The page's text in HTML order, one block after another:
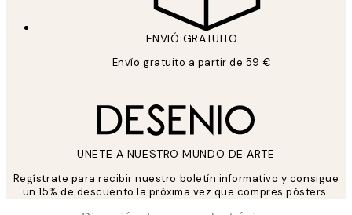
ENVIÓ GRATUITO
Envío gratuito a partir de 59 €
UNETE A NUESTRO MUNDO DE ARTE
Regístrate para recibir nuestro boletín informativo y consigue
un 15% de descuento la próxima vez que compres pósters.